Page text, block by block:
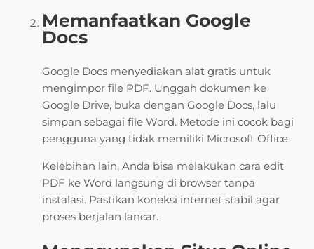
Memanfaatkan Google
Docs
Google Docs menyediakan alat gratis untuk
mengimpor file PDF. Unggah dokumen ke
Google Drive, buka dengan Google Docs, lalu
simpan sebagai file Word. Metode ini cocok bagi
pengguna yang tidak memiliki Microsoft Office.
Kelebihan lain, Anda bisa melakukan cara edit
PDF ke Word langsung di browser tanpa
instalasi. Pastikan koneksi internet stabil agar
proses berjalan lancar.